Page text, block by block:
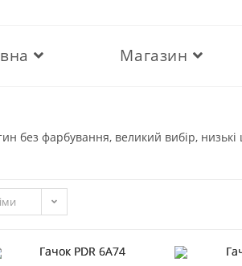
Магазин
без фарбування, великий вибір, низькі